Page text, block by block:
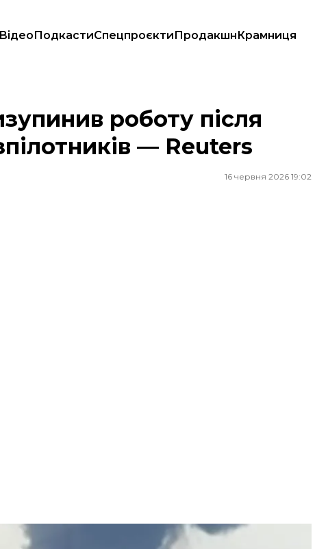
ВідеоПодкастиСпецпроєктиПродакшнКрамниця
— Reuters
роботу після
— Reuters
16 червня 2026 19:02
16 червня 2026 року